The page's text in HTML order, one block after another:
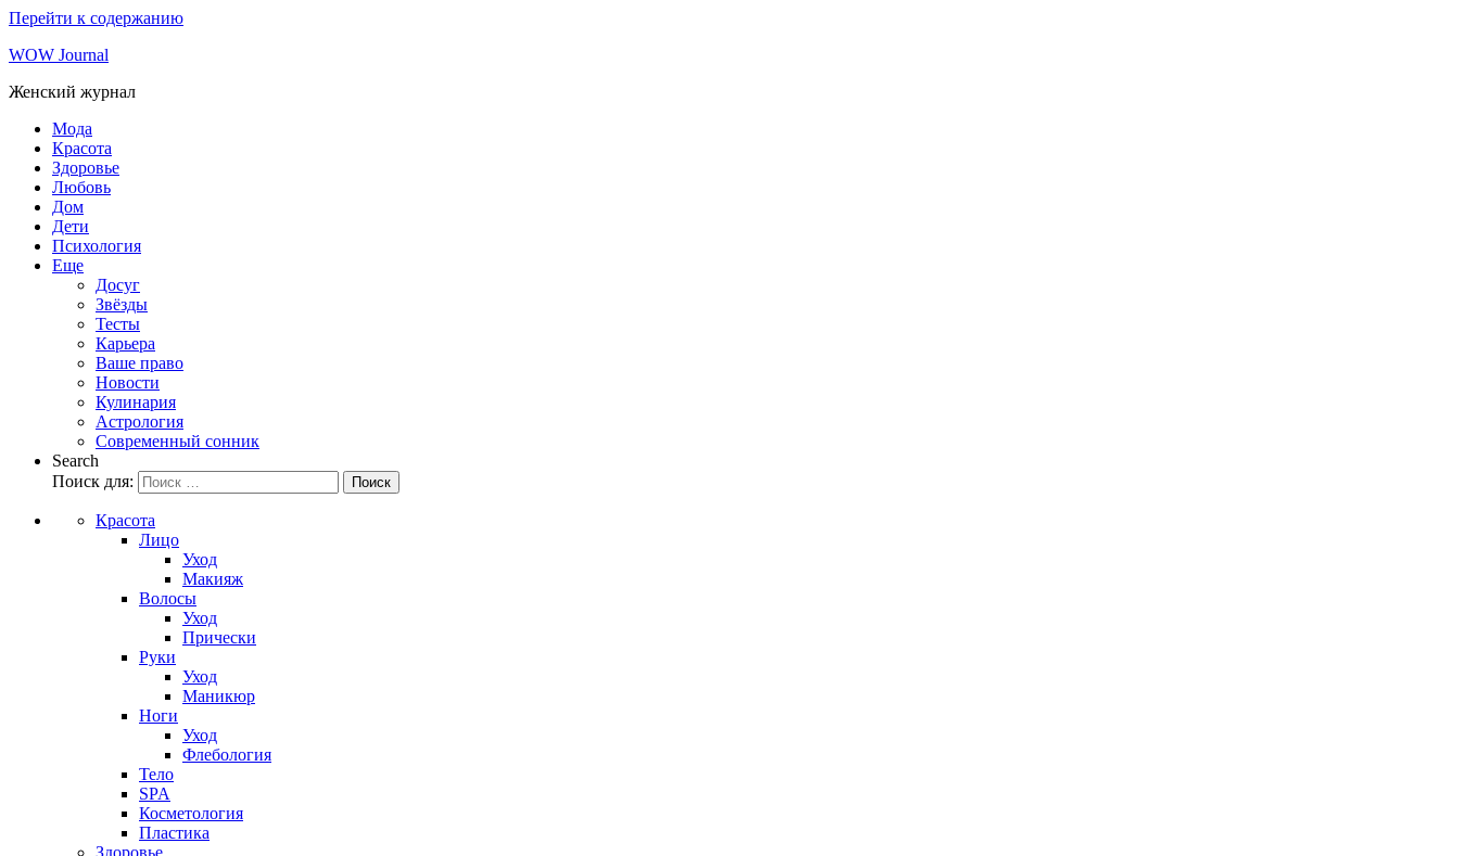
Перейти к содержанию
WOW Journal
Женский журнал
Мода
Красота
Здоровье
Любовь
Дом
Дети
Психология
Еще
Досуг
Звёзды
Тесты
Карьера
Ваше право
Новости
Кулинария
Астрология
Современный сонник
Search
Поиск для:
Поиск
Красота
Лицо
Уход
Макияж
Волосы
Уход
Прически
Руки
Уход
Маникюр
Ноги
Уход
Флебология
Тело
SPA
Косметология
Пластика
Здоровье